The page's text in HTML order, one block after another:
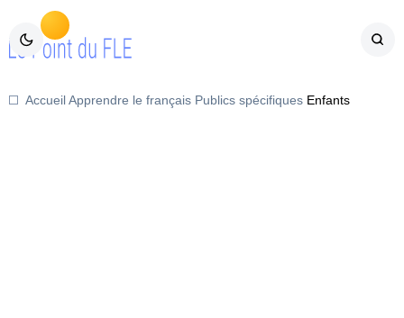
Accueil Apprendre le français Publics spécifiques Enfants